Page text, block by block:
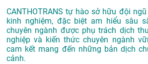
CANTHOTRANS tự hào sở hữu đội
kinh nghiệm, đặc biệt am hiểu sâu
chuyên ngành được phụ trách dịch
nghiệp và kiến thức chuyên ngành
cam kết mang đến những bản dịch
cảnh.